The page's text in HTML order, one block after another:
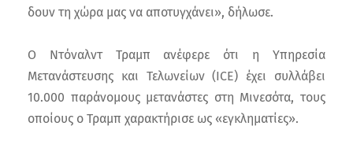
δουν τη χώρα μας να αποτυγχάνει», δήλωσε.
Ο Ντόναλντ Τραμπ ανέφερε ότι η Υπηρεσία
Μετανάστευσης και Τελωνείων (ICE) έχει συλλάβει
10.000 παράνομους μετανάστες στη Μινεσότα, τους
οποίους ο Τραμπ χαρακτήρισε ως «εγκληματίες».